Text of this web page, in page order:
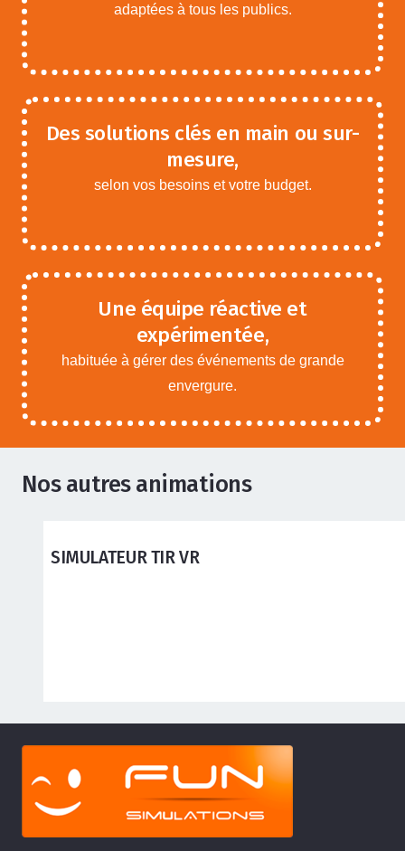
adaptées à tous les publics.
Des solutions clés en main ou sur-
mesure,
selon vos besoins et votre budget.
Une équipe réactive et
expérimentée,
habituée à gérer des événements de grande
envergure.
Nos autres animations
SIMULATEUR TIR VR